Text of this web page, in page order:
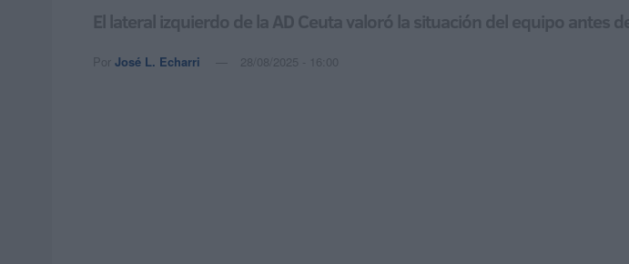
El lateral izquierdo de la AD Ceuta valoró la situación del equipo antes
Por José L. Echarri 28/08/2025 - 16:00